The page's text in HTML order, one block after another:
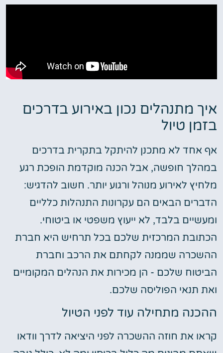
איך מתנהלים נכון באירוע בדרכים
בזמן טיול
אף אחד לא מתכנן להיתקל בתקרית בדרכים
במהלך חופשה, אבל הכנה מוקדמת הופכת רגע
מלחיץ לאירוע מנוהל ורגוע יותר. חשוב להדגיש:
הדברים הבאים הם עקרונות התנהלות כלליים
ומעשיים בלבד, לא ייעוץ משפטי או ביטוחי.
הכתובת המרכזית שלכם בכל תרחיש היא חברת
ההשכרה שממנה לקחתם את הרכב וחברת
הביטוח שלכם - הן מכירות את הנהלים המקומיים
ואת תנאי הפוליסה שלכם.
ההכנה מתחילה עוד לפני הטיול
קראו את חוזה ההשכרה לפני היציאה לדרך וודאו